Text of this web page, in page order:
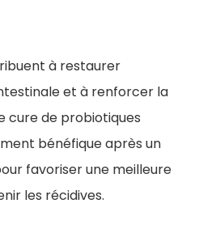
à restaurer
et à renforcer la
cure de probiotiques
bénéfique après un
favoriser une meilleure
les récidives.